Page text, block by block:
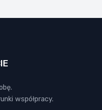
współpracy.